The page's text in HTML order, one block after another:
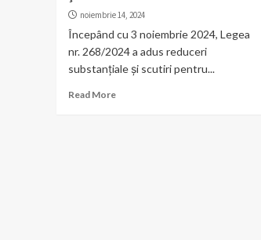
noiembrie 14, 2024
Începând cu 3 noiembrie 2024, Legea
nr. 268/2024 a adus reduceri
substanțiale și scutiri pentru...
Read More